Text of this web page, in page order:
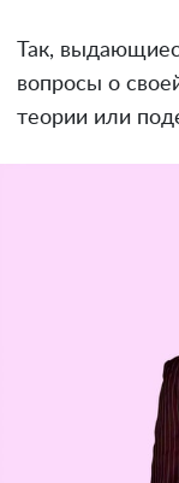
Так,
вопросы о
теории или